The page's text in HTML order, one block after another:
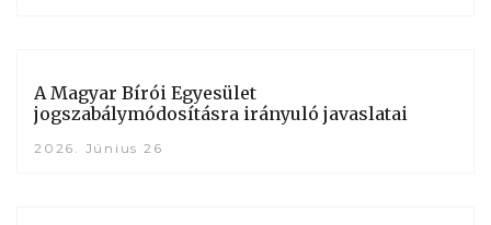
A Magyar Bírói Egyesület
jogszabálymódosításra irányuló javaslatai
2026. Június 26